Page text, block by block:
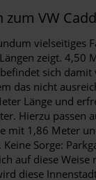
zum VW
vielseitiges
zeigt. 4,50
sich
das nicht
Länge und
Hierzu passen
mit 1,86 Meter
Sorge:
auf diese Weise
diese